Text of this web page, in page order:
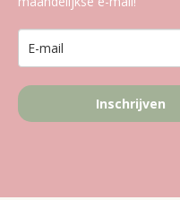
Inschrijven